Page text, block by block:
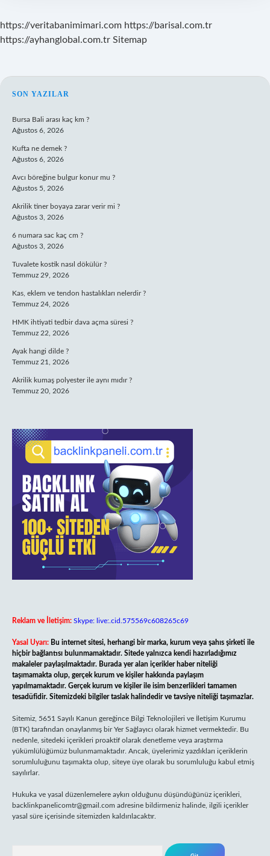
https://veritabanimimari.com https://barisal.com.tr
https://ayhanglobal.com.tr Sitemap
SIDEBAR
SON YAZILAR
Bursa Bali arası kaç km ?
Ağustos 6, 2026
Kufta ne demek ?
Ağustos 6, 2026
Avcı böreğine bulgur konur mu ?
Ağustos 5, 2026
Akrilik tiner boyaya zarar verir mi ?
Ağustos 3, 2026
6 numara sac kaç cm ?
Ağustos 3, 2026
Tuvalete kostik nasıl dökülür ?
Temmuz 29, 2026
Kas, eklem ve tendon hastalıkları nelerdir ?
Temmuz 24, 2026
HMK ihtiyati tedbir dava açma süresi ?
Temmuz 22, 2026
Ayak hangi dilde ?
Temmuz 21, 2026
Akrilik kumaş polyester ile aynı mıdır ?
Temmuz 20, 2026
Reklam ve İletişim: Skype: live:.cid.575569c608265c69
Yasal Uyarı: Bu internet sitesi, herhangi bir marka, kurum veya şahıs şirketi ile
hiçbir bağlantısı bulunmamaktadır. Sitede yalnızca kendi hazırladığımız
makaleler paylaşılmaktadır. Burada yer alan içerikler haber niteliği
taşımamakta olup, gerçek kurum ve kişiler hakkında paylaşım
yapılmamaktadır. Gerçek kurum ve kişiler ile isim benzerlikleri tamamen
tesadüfidir. Sitemizdeki bilgiler taslak halindedir ve tavsiye niteliği taşımazlar.
Sitemiz, 5651 Sayılı Kanun gereğince Bilgi Teknolojileri ve İletişim Kurumu
(BTK) tarafından onaylanmış bir Yer Sağlayıcı olarak hizmet vermektedir. Bu
nedenle, sitedeki içerikleri proaktif olarak denetleme veya araştırma
yükümlülüğümüz bulunmamaktadır. Ancak, üyelerimiz yazdıkları içeriklerin
sorumluluğunu taşımakta olup, siteye üye olarak bu sorumluluğu kabul etmiş
sayılırlar.
Hukuka ve yasal düzenlemelere aykırı olduğunu düşündüğünüz içerikleri,
backlinkpanelicomtr@gmail.com adresine bildirmeniz halinde, ilgili içerikler
yasal süre içerisinde sitemizden kaldırılacaktır.